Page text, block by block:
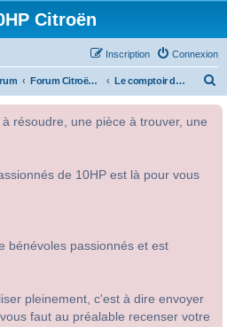
Citroën
Connexion
Inscription
Forum Citroën 10HP Le comptoir de la 10HP
résoudre, une pièce à trouver, une
de 10HP est là pour vous
bénévoles passionnés et est
pleinement, c'est à dire envoyer
faut au préalable recenser votre